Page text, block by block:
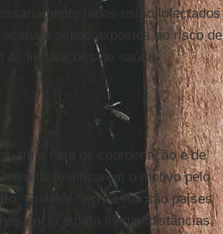
todos estão infectados
sendo expostos ao risco de
às instalações de saúde
a falta de coordenação e de
de justificarem o motivo pelo
, Guiné e Serra Leoa são países
e para longas distâncias,